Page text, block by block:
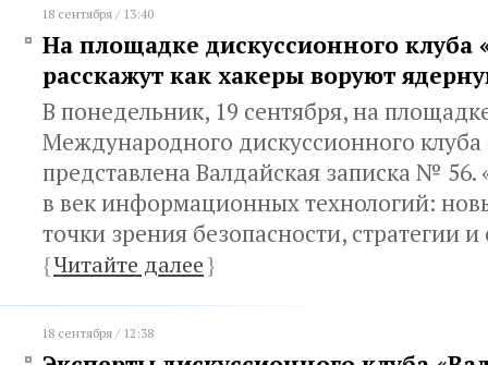
18 сентября / 13:40
На площадке дискуссионного клуба
расскажут как хакеры воруют
В понедельник, 19 сентября, на
Международного дискуссионного клуба
представлена Валдайская записка №
в век информационных технологий:
точки зрения безопасности, стратегии и
{Читайте далее}
18 сентября / 12:38